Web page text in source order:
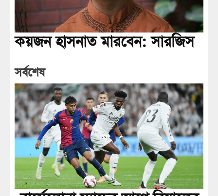
কয়জন হাসনাত মারবেন: সারজিস
সর্বশেষ